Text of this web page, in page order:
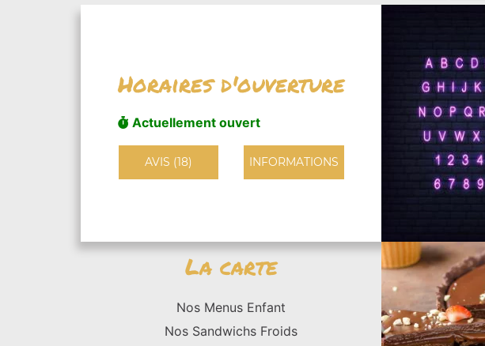
Horaires d'ouverture
Actuellement ouvert
AVIS (18) INFORMATIONS
La carte
Nos Menus Enfant
Nos Sandwichs Froids